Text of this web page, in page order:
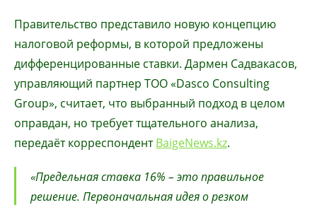
Правительство представило новую концепцию
налоговой реформы, в которой предложены
дифференцированные ставки. Дармен Садвакасов,
управляющий партнер ТОО «Dasco Consulting
Group», считает, что выбранный подход в целом
оправдан, но требует тщательного анализа,
передаёт корреспондентBaigeNews.kz.
«Предельная ставка 16% – это правильное
решение. Первоначальная идея о резком